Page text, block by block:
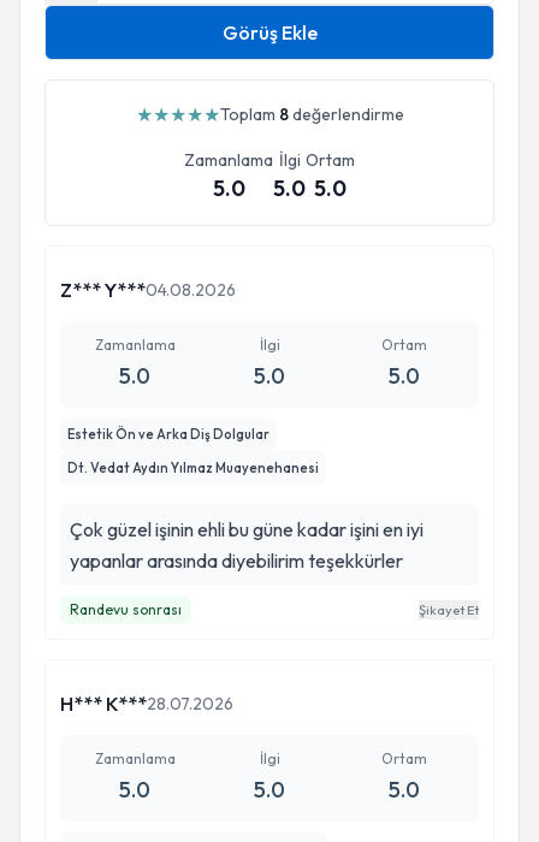
Görüş Ekle
★★★★★Toplam 8değerlendirme
Zamanlama
5.0
İlgi
5.0
Ortam
5.0
Z*** Y***04.08.2026
Zamanlama
5.0
İlgi
5.0
Ortam
5.0
Estetik Ön ve Arka Diş Dolgular
Dt. Vedat Aydın Yılmaz Muayenehanesi
Çok güzel işinin ehli bu güne kadar işini en iyi
yapanlar arasında diyebilirim teşekkürler
Randevu sonrası Şikayet Et
H*** K***28.07.2026
Zamanlama
5.0
İlgi
5.0
Ortam
5.0